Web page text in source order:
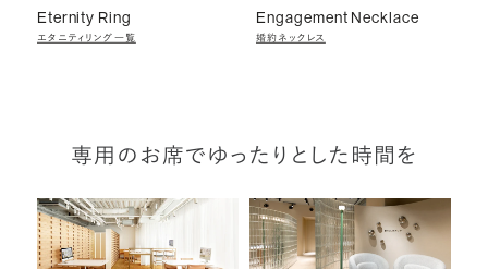
Eternity Ring
エタニティリング一覧
Engagement Necklace
婚約ネックレス
専用のお席でゆったりとした時間を